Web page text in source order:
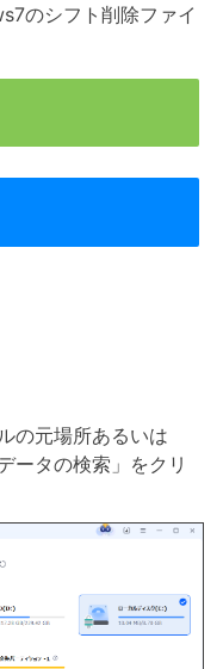
のシフト削除ファイ
の元場所あるいは
ータの検索」をクリ